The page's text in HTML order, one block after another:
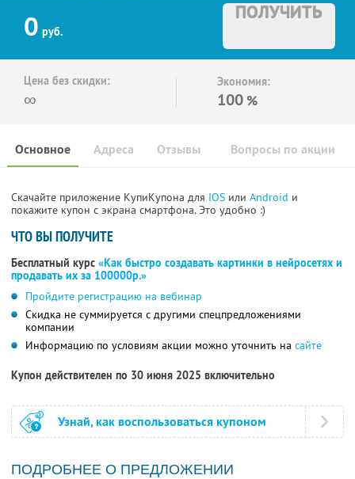
0 руб.
ПОЛУЧИТЬ
Цена без скидки:
∞
Экономия:
100 %
Основное Отзывы Вопросы по акции
Адреса
Скачайте приложение КупиКупона для IOS или Android и
покажите купон с экрана смартфона. Это удобно :)
ЧТО ВЫ ПОЛУЧИТЕ
Бесплатный курс «Как быстро создавать картинки в нейросетях и
продавать их за 100000р.»
Пройдите регистрацию на вебинар
Скидка не суммируется с другими спецпредложениями
компании
Информацию по условиям акции можно уточнить на сайте
Купон действителен по 30 июня 2025 включительно
Узнай, как воспользоваться купоном
ПОДРОБНЕЕ О ПРЕДЛОЖЕНИИ